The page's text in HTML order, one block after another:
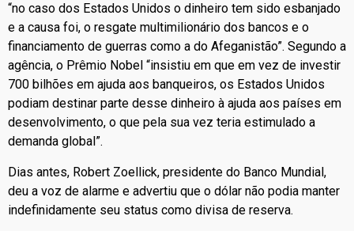
“no caso dos Estados Unidos o dinheiro tem sido esbanjado
e a causa foi, o resgate multimilionário dos bancos e o
financiamento de guerras como a do Afeganistão”. Segundo a
agência, o Prêmio Nobel “insistiu em que em vez de investir
700 bilhões em ajuda aos banqueiros, os Estados Unidos
podiam destinar parte desse dinheiro à ajuda aos países em
desenvolvimento, o que pela sua vez teria estimulado a
demanda global”.
Dias antes, Robert Zoellick, presidente do Banco Mundial,
deu a voz de alarme e advertiu que o dólar não podia manter
indefinidamente seu status como divisa de reserva.